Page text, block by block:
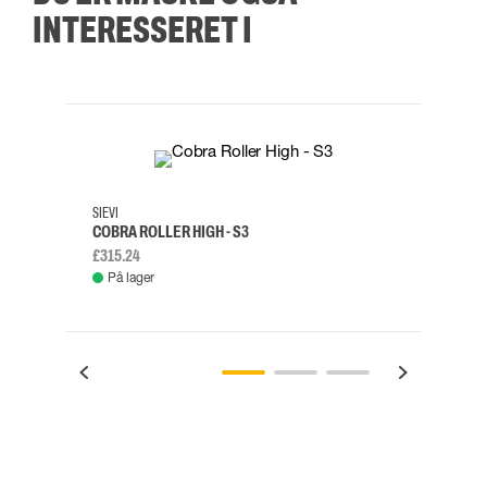
INTERESSERET I
38
SIEVI
COBRA ROLLER HIGH - S3
£315.24
På lager